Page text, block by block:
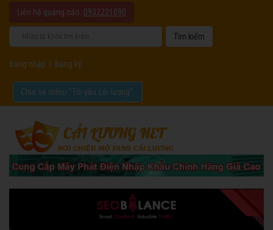
Liên hệ quảng cáo: 0932221090
Đăng nhập Đăng ký
Chia sẻ video "Tôi yêu cải lương".